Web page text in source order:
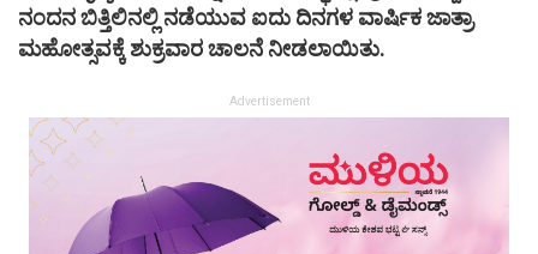
ನಂದನ ಬಿತ್ತಿಲಿನಲ್ಲಿ ನಡೆಯುವ ಐದು ದಿನಗಳ ವಾರ್ಷಿಕ ಜಾತ್ರಾ‌
ಮಹೋತ್ಸವಕ್ಕೆ ಶುಕ್ರವಾರ ಚಾಲನೆ ನೀಡಲಾಯಿತು.
Advertisement